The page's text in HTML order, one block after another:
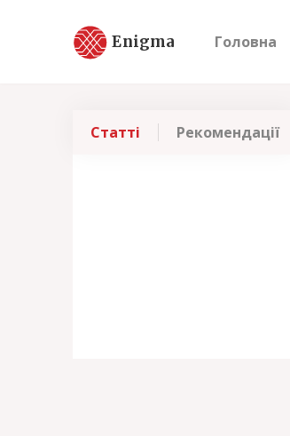
Enigma Головна
Статті Рекомендації